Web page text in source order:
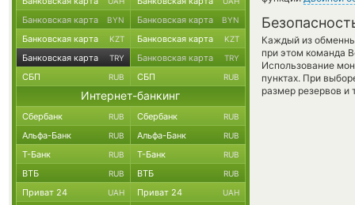
Каждый из
при этом команда
Использование
пунктах. При
размер резервов и
Банковская карта BYN Банковская карта BYN
Банковская карта KZT Банковская карта KZT
Банковская карта TRY Банковская карта TRY
СБП RUB СБП RUB
Интернет-банкинг
Сбербанк RUB Сбербанк RUB
Альфа-Банк RUB Альфа-Банк RUB
Т-Банк RUB Т-Банк RUB
ВТБ RUB ВТБ RUB
Приват 24 UAH Приват 24 UAH